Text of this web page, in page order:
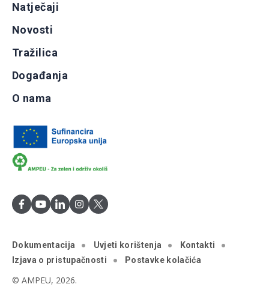
Natječaji
Novosti
Tražilica
Događanja
O nama
Dokumentacija Uvjeti korištenja
Kontakti
Izjava o pristupačnosti
Postavke kolačića
© AMPEU, 2026.